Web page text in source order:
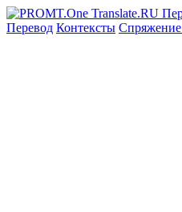
Перевод Контексты Спряжение